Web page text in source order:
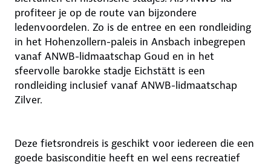
profiteer je op de route van bijzondere
ledenvoordelen. Zo is de entree en een rondleiding
in het Hohenzollern-paleis in Ansbach inbegrepen
vanaf ANWB-lidmaatschap Goud en in het
sfeervolle barokke stadje Eichstätt is een
rondleiding inclusief vanaf ANWB-lidmaatschap
Zilver.
Deze fietsrondreis is geschikt voor iedereen die een
goede basisconditie heeft en wel eens recreatief